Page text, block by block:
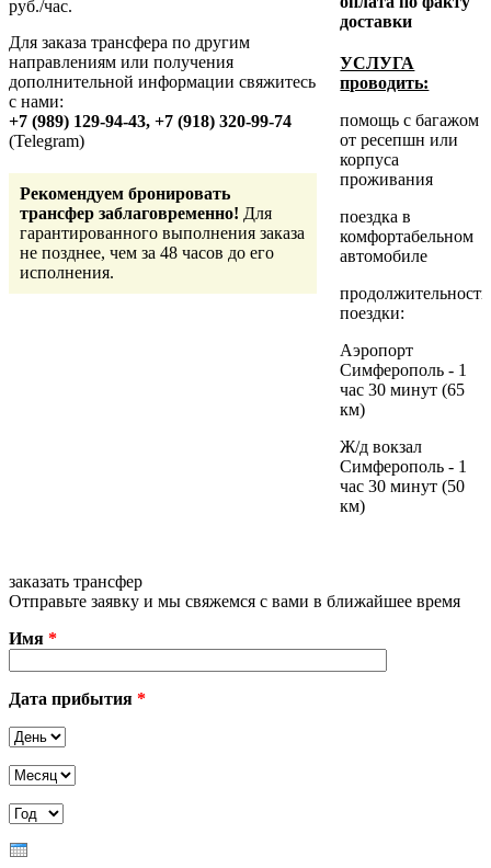
руб./час.
Для заказа трансфера по другим
направлениям или получения
дополнительной информации свяжитесь
с нами:
+7 (989) 129-94-43, +7 (918) 320-99-74
(Telegram)
Рекомендуем бронировать
трансфер заблаговременно! Для
гарантированного выполнения заказа
не позднее, чем за 48 часов до его
исполнения.
доставки
УСЛУГА
проводить:
помощь с багажом
от ресепшн или
корпуса
проживания
поездка в
комфортабельном
автомобиле
продолжительность
поездки:
Аэропорт
Симферополь - 1
час 30 минут (65
км)
Ж/д вокзал
Симферополь - 1
час 30 минут (50
км)
заказать трансфер
Отправьте заявку и мы свяжемся с вами в ближайшее время
Имя *
Дата прибытия *
День
Месяц
Год